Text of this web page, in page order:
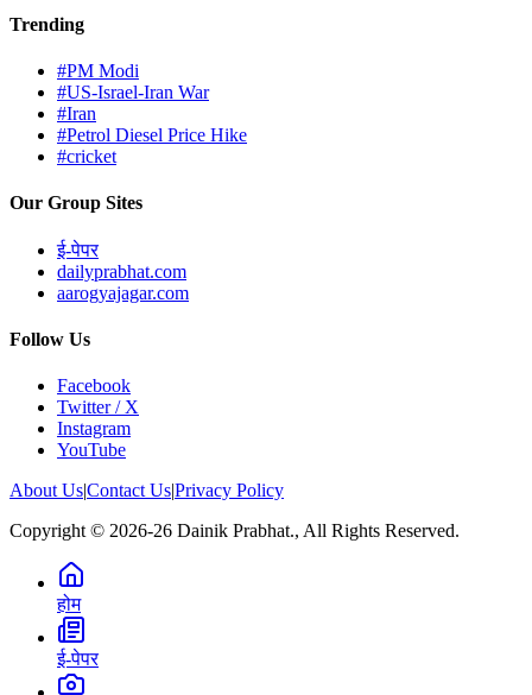
Trending
#PM Modi
#US-Israel-Iran War
#Iran
#Petrol Diesel Price Hike
#cricket
Our Group Sites
ई-पेपर
dailyprabhat.com
aarogyajagar.com
Follow Us
Facebook
Twitter / X
Instagram
YouTube
About Us|Contact Us|Privacy Policy
Copyright © 2026-26 Dainik Prabhat., All Rights Reserved.
होम
ई-पेपर